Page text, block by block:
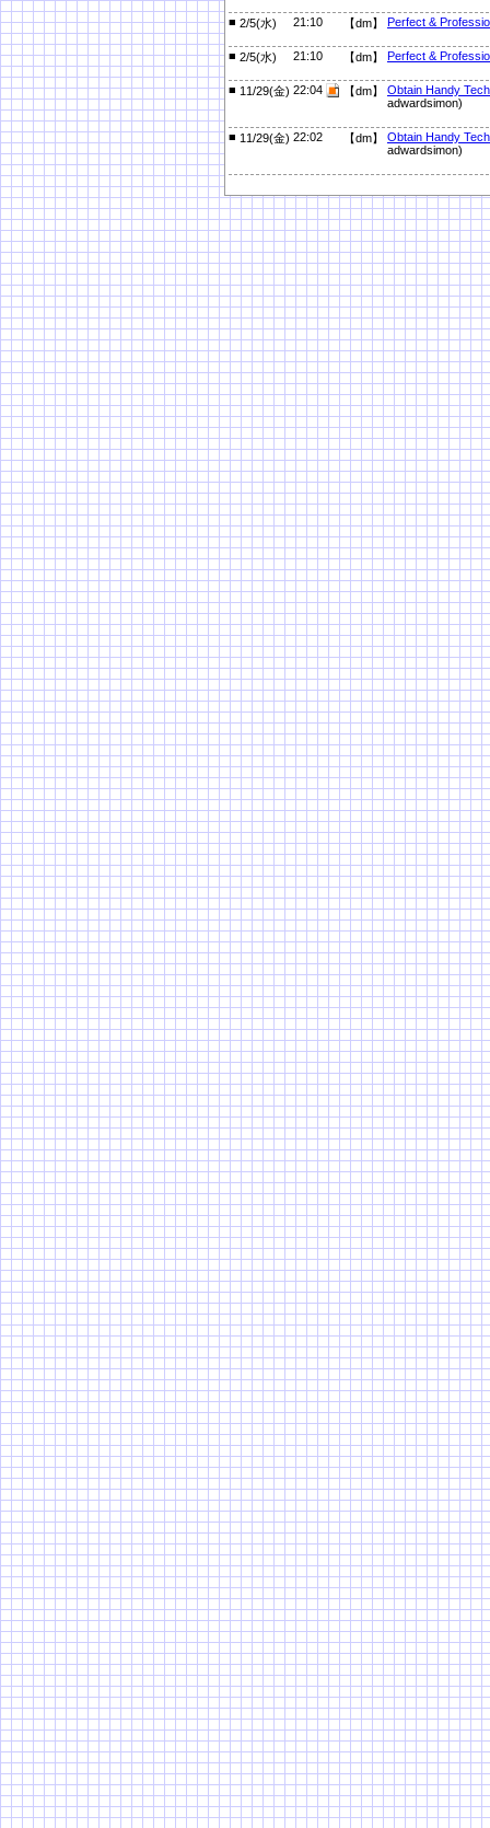
■ 2/5(水) 21:10 【dm】 Perfect &
■ 2/5(水) 21:10 【dm】 Perfect &
■ 11/29(金) 22:04 【dm】 Obtain Handy
adwardsimon)
■ 11/29(金) 22:02 【dm】 Obtain Handy
adwardsimon)